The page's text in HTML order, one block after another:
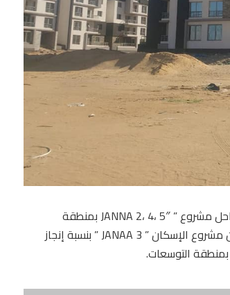
وأوضح وزير الإسكان، أنه جارٍ تنفيذ 168 عمارة سكنية ضمن مراحل مشروع ” JANNA 2، 4، 5″ بمنطقة
التوسعات بنسبة إنجاز متقدمة، كما يجري تنفيذ 80 عمارة ضمن مشروع الإسكان ” JANAA 3 ” بنسبة إنجاز
التوسعات.